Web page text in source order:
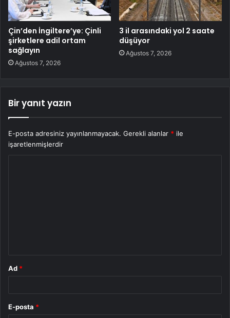
Çin’den İngiltere’ye: Çinli
şirketlere adil ortam
sağlayın
Ağustos 7, 2026
3 il arasındaki yol 2 saate
düşüyor
Ağustos 7, 2026
Bir yanıt yazın
E-posta adresiniz yayınlanmayacak. Gerekli alanlar * ile
işaretlenmişlerdir
Ad *
E-posta *